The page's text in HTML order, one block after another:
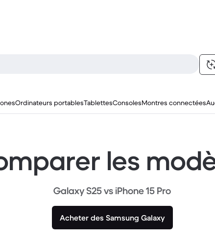
Ordinateurs portablesTablettesConsolesMontres connectées
les
Galaxy S25 vs iPhone 15 Pro
Acheter des Samsung Galaxy